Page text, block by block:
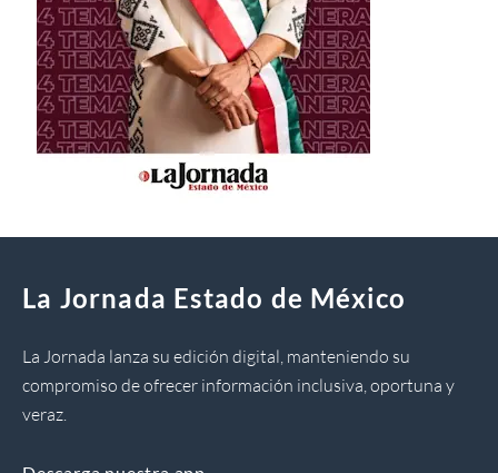
La Jornada Estado de México
La Jornada lanza su edición digital, manteniendo su
compromiso de ofrecer información inclusiva, oportuna y
veraz.